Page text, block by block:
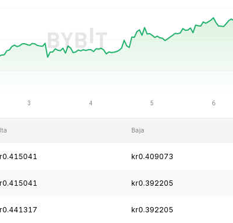
Baja
kr0.409073
kr0.392205
kr0.392205